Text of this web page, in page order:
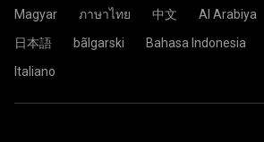
Magyar
ภาษาไทย 中文 Al Arabiya
日本語
bãlgarski Bahasa Indonesia
Italiano